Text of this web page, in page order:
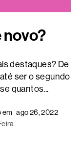
novo?
destaques? De
ser o segundo
quantos...
em ago 26, 2022